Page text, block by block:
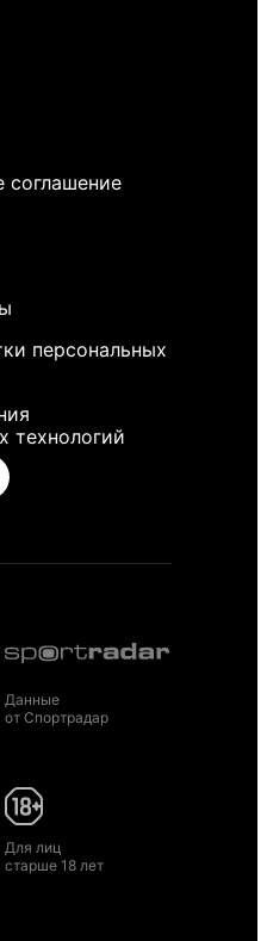
соглашение
персональных
технологий
Данные
от Спортрадар
Для лиц
старше 18 лет